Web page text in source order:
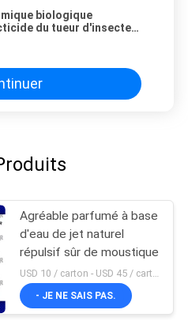
biologique
du tueur d'insecte
Agréable parfumé à base
d'eau de jet naturel
répulsif sûr de moustique
USD 10 / carton - USD 45 / carton MOQ:1000 cartons
- JE NE SAIS PAS.